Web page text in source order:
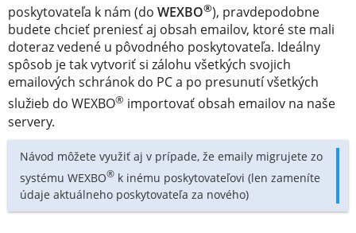
poskytovateľa k nám (do WEXBO®), pravdepodobne
budete chcieť preniesť aj obsah emailov, ktoré ste mali
doteraz vedené u pôvodného poskytovateľa. Ideálny
spôsob je tak vytvoriť si zálohu všetkých svojich
emailových schránok do PC a po presunutí všetkých
služieb do WEXBO® importovať obsah emailov na naše
servery.
Návod môžete využiť aj v prípade, že emaily migrujete zo
systému WEXBO® k inému poskytovateľovi (len zameníte
údaje aktuálneho poskytovateľa za nového)